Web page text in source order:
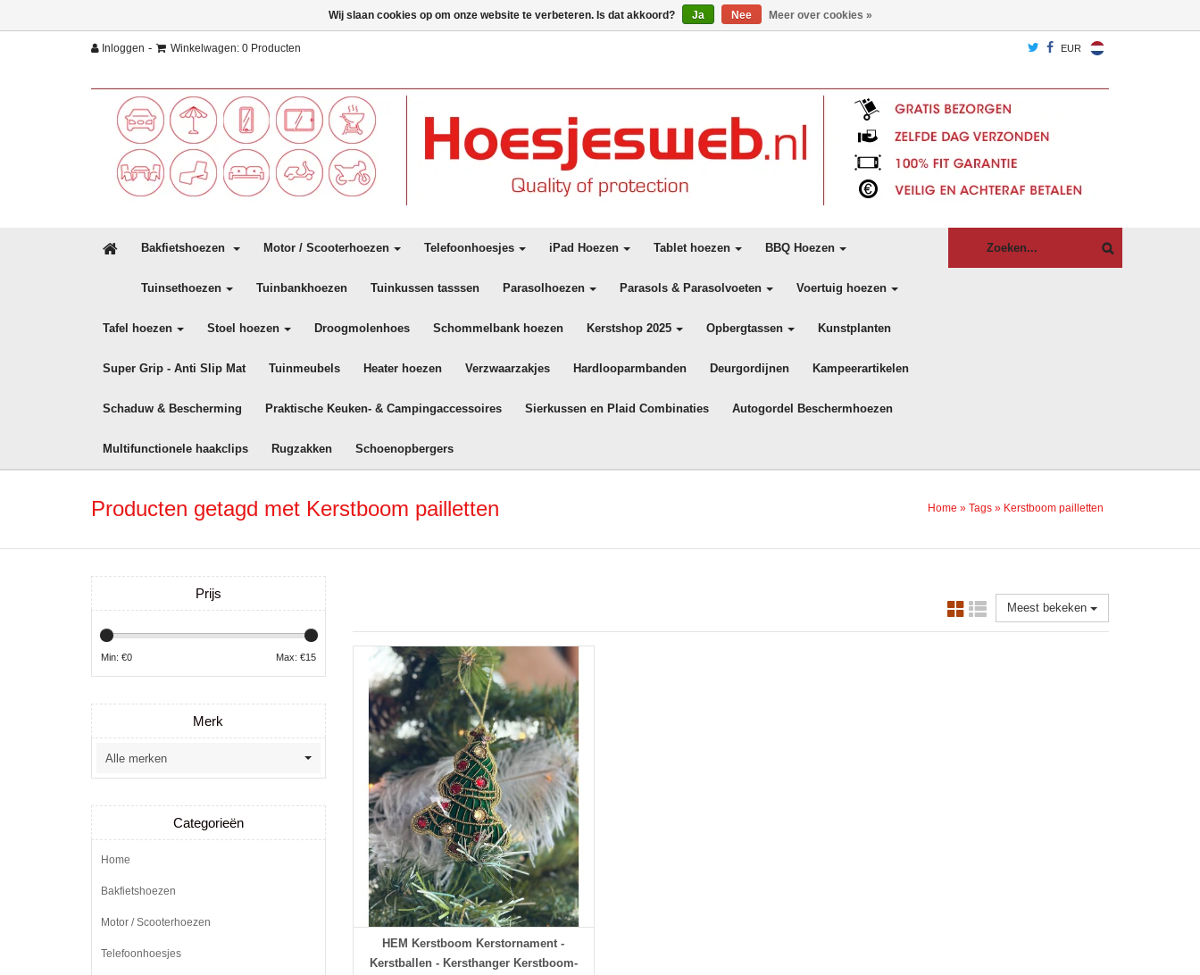
Inloggen - Winkelwagen: 0 Producten EUR
Bakfietshoezen Motor / Scooterhoezen Telefoonhoesjes iPad Hoezen Tablet hoezen BBQ Hoezen
Tuinsethoezen Tuinbankhoezen Tuinkussen tasssen Parasolhoezen Parasols & Parasolvoeten Voertuig hoezen
Tafel hoezen Stoel hoezen Droogmolenhoes Schommelbank hoezen Kerstshop 2025 Opbergtassen Kunstplanten
Super Grip - Anti Slip Mat Tuinmeubels Heater hoezen Verzwaarzakjes Hardlooparmbanden Deurgordijnen Kampeerartikelen
Schaduw & Bescherming Praktische Keuken- & Campingaccessoires Sierkussen en Plaid Combinaties Autogordel Beschermhoezen
Multifunctionele haakclips Rugzakken Schoenopbergers
Producten getagd met Kerstboom pailletten Home » Tags » Kerstboom pailletten
Meest bekeken
HEM Kerstboom Kerstornament -
Kerstballen - Kersthanger Kerstboom-
Prijs
Min: €0 Max: €15
Merk
Categorieën
Home
Bakfietshoezen
Motor / Scooterhoezen
Telefoonhoesjes
Wij slaan cookies op om onze website te verbeteren. Is dat akkoord? Ja Nee Meer over cookies »